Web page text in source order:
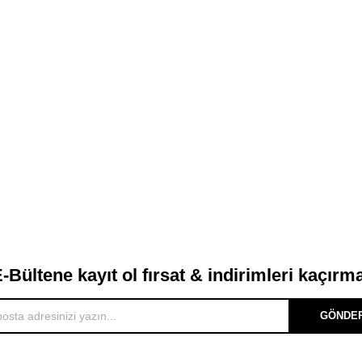
Bültene kayıt ol fırsat & indirimleri